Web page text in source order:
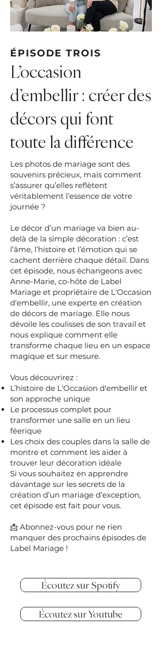
ÉPISODE TROIS
L’occasion
d’embellir : créer des
décors qui font
toute la différence
Les photos de mariage sont des
souvenirs précieux, mais comment
s’assurer qu’elles reflètent
véritablement l’essence de votre
journée ?
Le décor d’un mariage va bien au-
delà de la simple décoration : c’est
l’âme, l’histoire et l’émotion qui se
cachent derrière chaque détail. Dans
cet épisode, nous échangeons avec
Anne-Marie, co-hôte de Label
Mariage et propriétaire de L'Occasion
d'embellir, une experte en création
de décors de mariage. Elle nous
dévoile les coulisses de son travail et
nous explique comment elle
transforme chaque lieu en un espace
magique et sur mesure.
Vous découvrirez :
L’histoire de L'Occasion d'embellir et
son approche unique
Le processus complet pour
transformer une salle en un lieu
féerique
Les choix des couples dans la salle de
montre et comment les aider à
trouver leur décoration idéale
Si vous souhaitez en apprendre
davantage sur les secrets de la
création d’un mariage d’exception,
cet épisode est fait pour vous.
📩 Abonnez-vous pour ne rien
manquer des prochains épisodes de
Label Mariage !
Écoutez sur Spotify
Écoutez sur Youtube